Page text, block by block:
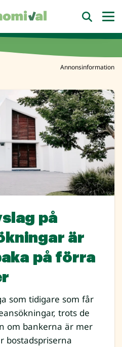
Annonsinformation
på
är
på förra
som tidigare som får
trots de
om bankerna är mer
bostadspriserna